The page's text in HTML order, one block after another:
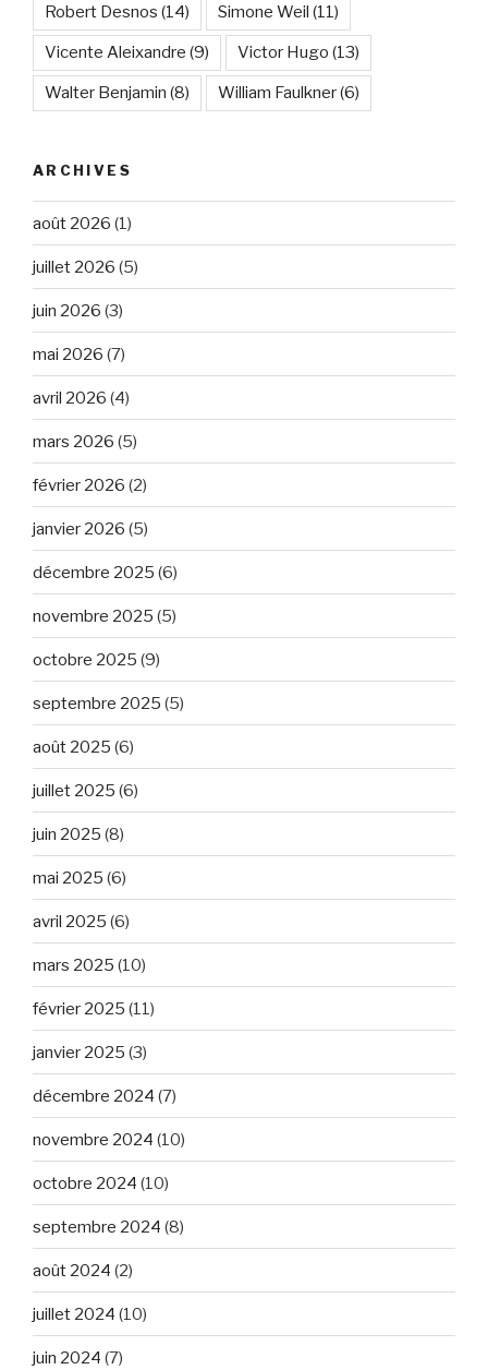
Robert Desnos (14) Simone Weil (11)
Vicente Aleixandre (9) Victor Hugo (13)
Walter Benjamin (8) William Faulkner(6)
ARCHIVES
août 2026 (1)
juillet 2026 (5)
juin 2026 (3)
mai 2026 (7)
avril 2026 (4)
mars 2026 (5)
février 2026 (2)
janvier 2026 (5)
décembre 2025 (6)
novembre 2025 (5)
octobre 2025 (9)
septembre 2025 (5)
août 2025 (6)
juillet 2025 (6)
juin 2025 (8)
mai 2025 (6)
avril 2025 (6)
mars 2025 (10)
février 2025 (11)
janvier 2025 (3)
décembre 2024 (7)
novembre 2024 (10)
octobre 2024 (10)
septembre 2024 (8)
août 2024 (2)
juillet 2024 (10)
juin 2024 (7)